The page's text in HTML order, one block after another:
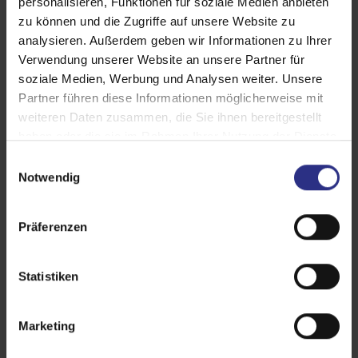
zu können und die Zugriffe auf unsere Website zu
analysieren. Außerdem geben wir Informationen zu Ihrer
Verwendung unserer Website an unsere Partner für
soziale Medien, Werbung und Analysen weiter. Unsere
Partner führen diese Informationen möglicherweise mit
weiteren Daten zusammen, die Sie ihnen bereitgestellt
Notwendig
Präferenzen
Statistiken
Marketing
Gelenkarmmarkisen
Seitenmarkisen
Pergola-Markisen
Wintergarten-Markisen
legen, ist die Kassetten-Markise die erste
verschwinden Tuch und Technik komplett in
einer dezenten Kassette – optimal geschützt